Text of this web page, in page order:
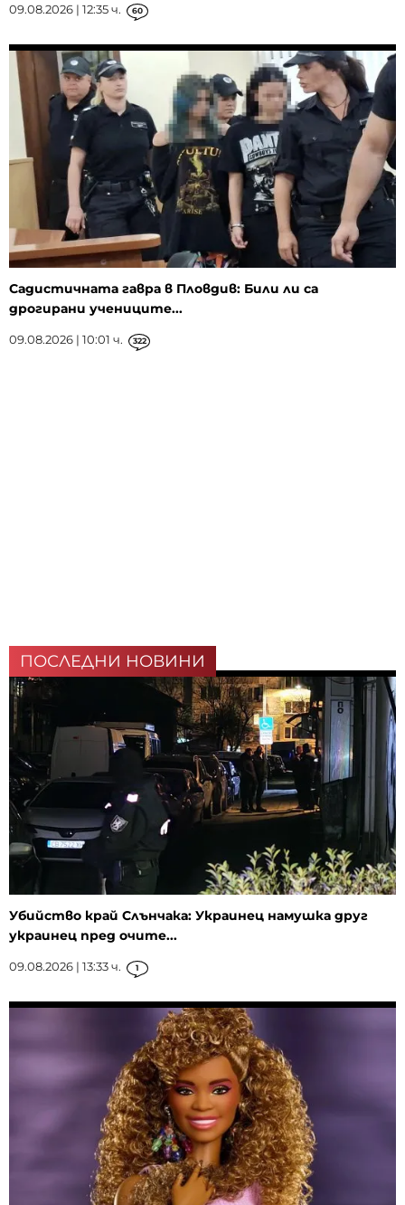
09.08.2026 | 12:35 ч. 60
Садистичната гавра в Пловдив: Били ли са
дрогирани учениците...
09.08.2026 | 10:01 ч. 322
ПОСЛЕДНИ НОВИНИ
Убийство край Слънчака: Украинец намушка друг
украинец пред очите...
09.08.2026 | 13:33 ч. 1